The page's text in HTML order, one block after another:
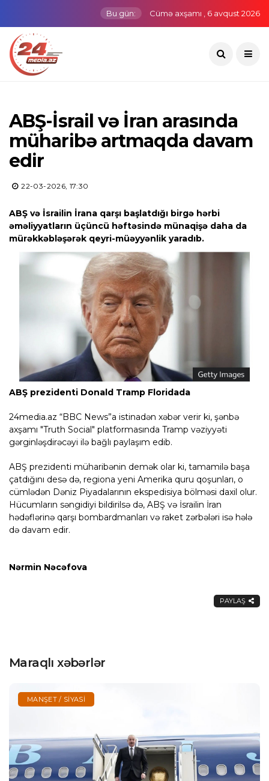
Bu gün: Cümə axşamı , 6 avqust 2026
ABŞ-İsrail və İran arasında
müharibə artmaqda davam
edir
22-03-2026, 17:30
ABŞ və İsrailin İrana qarşı başlatdığı birgə hərbi
əməliyyatların üçüncü həftəsində münaqişə daha da
mürəkkəbləşərək qeyri-müəyyənlik yaradıb.
ABŞ prezidenti Donald Tramp Floridada
24media.az “BBC News”a istinadən xəbər verir ki, şənbə
axşamı "Truth Social" platformasında Tramp vəziyyəti
gərginləşdirəcəyi ilə bağlı paylaşım edib.
ABŞ prezidenti müharibənin demək olar ki, tamamilə başa
çatdığını desə də, regiona yeni Amerika quru qoşunları, o
cümlədən Dəniz Piyadalarının ekspedisiya bölməsi daxil olur.
Hücumların səngidiyi bildirilsə də, ABŞ və İsrailin İran
hədəflərinə qarşı bombardmanları və raket zərbələri isə hələ
də davam edir.
Nərmin Nəcəfova
PAYLAŞ
Maraqlı xəbərlər
MANŞET / SIYASI